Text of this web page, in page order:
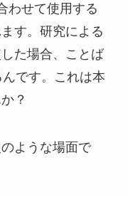
わせて使用する
す。研究による
た場合、ことば
です。これは本
？
ような場面で